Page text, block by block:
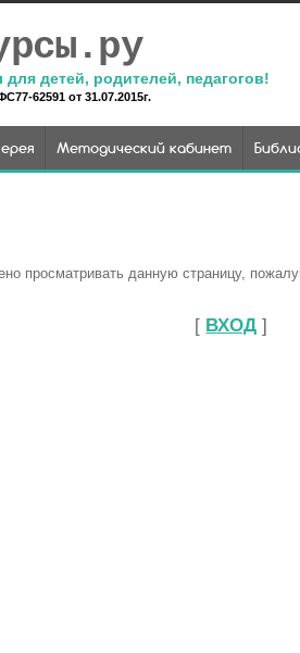
детей, родителей, педагогов!
62591 от 31.07.2015г.
Методический кабинет
просматривать данную страницу,
[ ВХОД ]